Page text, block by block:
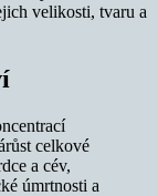
velikosti, tvaru a
celkové
a cév,
úmrtnosti a